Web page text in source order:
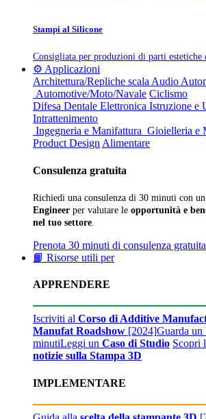
Stampi al Silicone
Consigliata per produzioni di parti estetiche
⚙️ Applicazioni
Architettura/Repliche scala Audio
Automotive/Moto/Navale Ciclismo
Difesa Dentale Elettronica Istruzione e
Intrattenimento
Ingegneria e Manifattura Gioielleria e
Product Design Alimentare
Consulenza gratuita
Richiedi una consulenza di 30 minuti con un
Engineer per valutare le opportunità e
nel tuo settore
Prenota 30 minuti di consulenza gratuita
📙 Risorse utili per
APPRENDERE
Iscriviti al Corso di Additive
Manufat Roadshow [2024]Guarda un
minutiLeggi un Caso di Studio Scopri
notizie sulla Stampa 3D
IMPLEMENTARE